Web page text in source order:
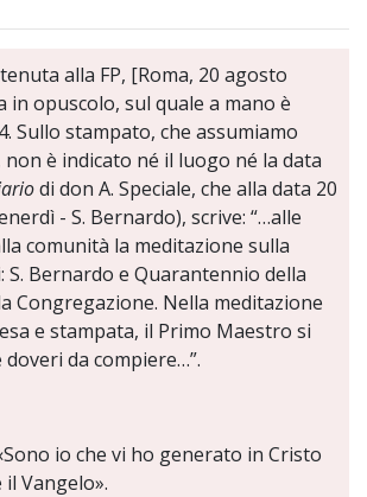
alla FP, [Roma, 20 agosto
in opuscolo, sul quale a mano è
Sullo stampato, che assumiamo
è indicato né il luogo né la data
di don A. Speciale, che alla data 20
- S. Bernardo), scrive: “…alle
comunità la meditazione sulla
S. Bernardo e Quarantennio della
Congregazione. Nella meditazione
e stampata, il Primo Maestro si
da compiere…”.
io che vi ho generato in Cristo
Vangelo».